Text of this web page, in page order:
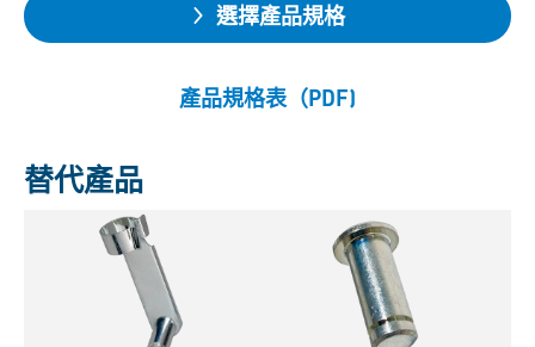
選擇產品規格
產品規格表（PDF)
替代產品